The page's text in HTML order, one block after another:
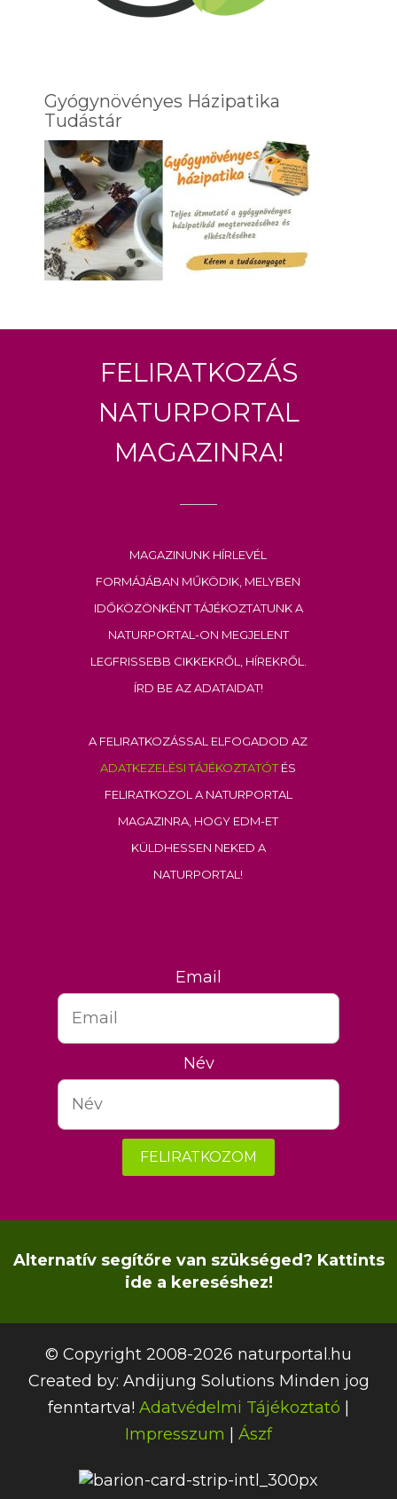
Gyógynövényes Házipatika
Tudástár
Feliratkozás
Naturportal
Magazinra!
Magazinunk hírlevél
formájában működik, melyben
időközönként tájékoztatunk a
Naturportal-on megjelent
legfrissebb cikkekről, hírekről.
Írd be az adataidat!
A feliratkozással elfogadod az
adatkezelési tájékoztatótés
feliratkozol a Naturportal
Magazinra, hogy EDM-et
küldhessen neked a
Naturportal!
Email
Név
FELIRATKOZOM
Alternatív segítőre van szükséged? Kattints
ide a kereséshez!
© Copyright 2008-2026 naturportal.hu
Created by: Andijung Solutions Minden jog
fenntartva! Adatvédelmi Tájékoztató
Impresszum
Ászf